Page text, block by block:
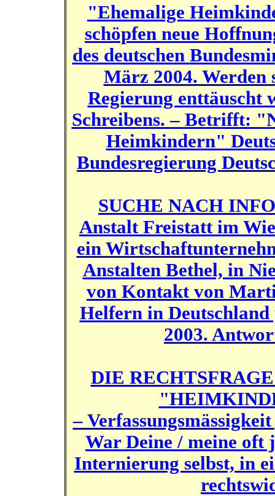
"Ehemalige
schöpfen neue
des deutschen
März 2004. Werden
Regierung enttäuscht
Schreibens. – Betrifft:
Heimkindern"
Bundesregierung
SUCHE NACH
Anstalt Freistatt im
ein
Anstalten Bethel, in
von Kontakt von
Helfern in
2003.
DIE
–
War Deine / meine oft
Internierung selbst, in